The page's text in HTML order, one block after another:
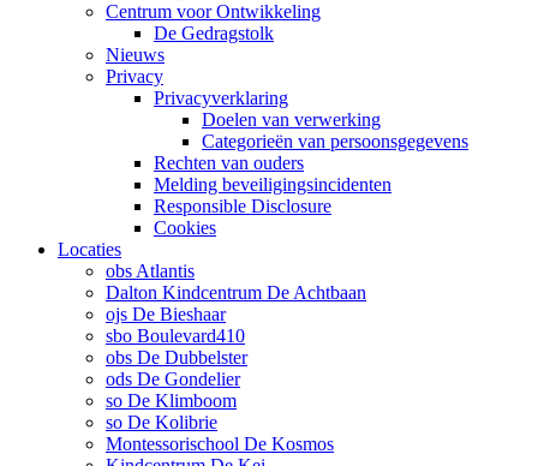
Centrum voor Ontwikkeling
De Gedragstolk
Nieuws
Privacy
Privacyverklaring
Doelen van verwerking
Categorieën van persoonsgegevens
Rechten van ouders
Melding beveiligingsincidenten
Responsible Disclosure
Cookies
Locaties
obs Atlantis
Dalton Kindcentrum De Achtbaan
ojs De Bieshaar
sbo Boulevard410
obs De Dubbelster
ods De Gondelier
so De Klimboom
so De Kolibrie
Montessorischool De Kosmos